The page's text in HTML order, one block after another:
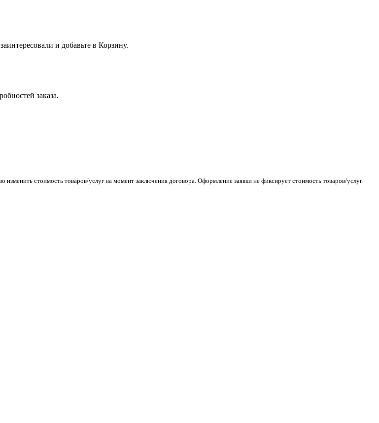
и добавьте в Корзину.
заказа.
стоимость товаров/услуг на момент заключения договора. Оформление заявки не фиксирует стоимость товаров/услуг.